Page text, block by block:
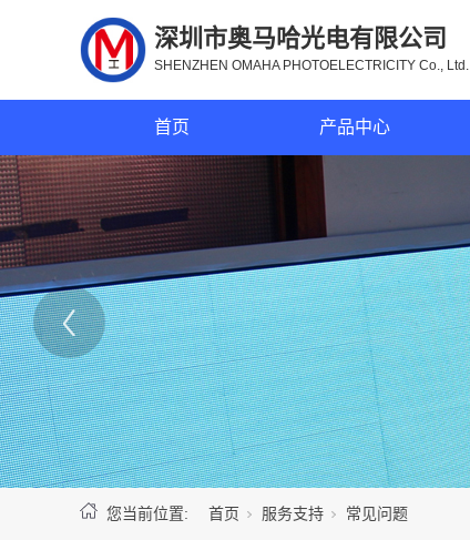
深圳市奥马哈光电有限公司
SHENZHEN OMAHA PHOTOELECTRICITY Co., Ltd.
首页 产品中心
您当前位置: 首页 服务支持 常见问题